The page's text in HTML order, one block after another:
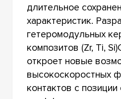
длительное
характеристик.
гетеромодульных
композитов (Zr, Ti,
откроет новые
высокоскоростных
контактов с позиции